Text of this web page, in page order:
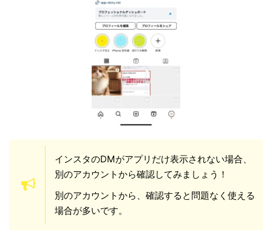
インスタのDMがアプリだけ表示されない場合、
別のアカウントから確認してみましょう！
別のアカウントから、確認すると問題なく使える
場合が多いです。